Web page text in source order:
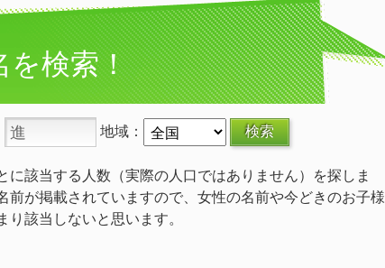
を検索！
地域：
に該当する人数（実際の人口ではありません）を探しま
前が掲載されていますので、女性の名前や今どきのお子様
り該当しないと思います。